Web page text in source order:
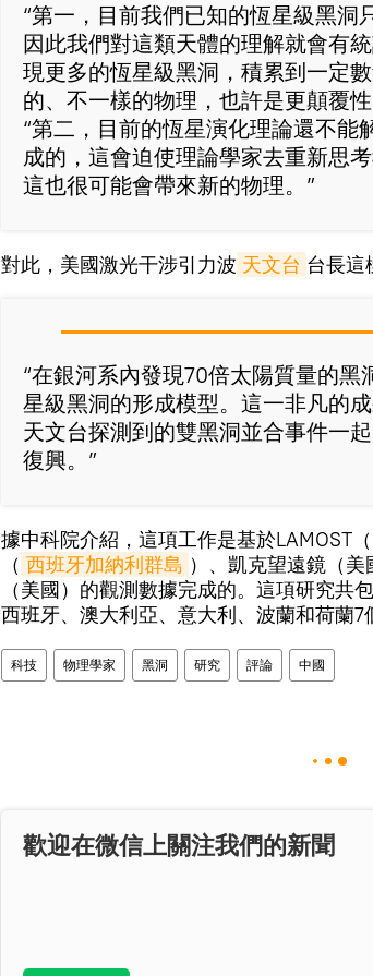
“第一，目前我們已知的恆星級黑洞
因此我們對這類天體的理解就會有
現更多的恆星級黑洞，積累到一定
的、不一樣的物理，也許是更顛覆
“第二，目前的恆星演化理論還不能
成的，這會迫使理論學家去重新思
這也很可能會帶來新的物理。”
對此，美國激光干涉引力波 天文台 台長這
“在銀河系內發現70倍太陽質量的
星級黑洞的形成模型。這一非凡的
天文台探測到的雙黑洞並合事件一
復興。”
據中科院介紹，這項工作是基於LAMOST
（ 西班牙加納利群島 ）、凱克望遠鏡（
（美國）的觀測數據完成的。這項研究共
西班牙、澳大利亞、意大利、波蘭和荷蘭7
科技 物理學家 黑洞 研究 評論 中國
歡迎在微信上關注我們的新聞